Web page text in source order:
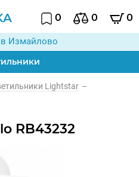
0 0 0
в Измайлово
Lightstar –
RB43232